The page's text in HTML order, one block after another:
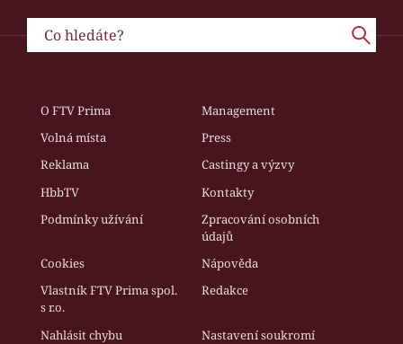
O FTV Prima
Management
Volná místa
Press
Reklama
Castingy a výzvy
HbbTV
Kontakty
Podmínky užívání
Zpracování osobních
údajů
Cookies
Nápověda
Vlastník FTV Prima spol.
s r.o.
Redakce
Nahlásit chybu Nastavení soukromí